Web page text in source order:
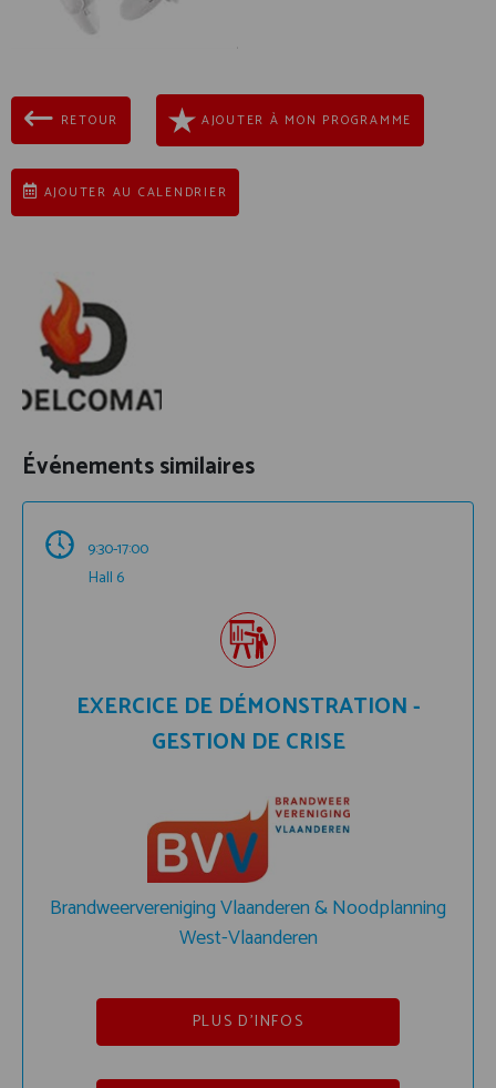
RETOUR AJOUTER À MON PROGRAMME
AJOUTER AU CALENDRIER
Événements similaires
9:30-17:00
Hall 6
EXERCICE DE DÉMONSTRATION -
GESTION DE CRISE
Brandweervereniging Vlaanderen & Noodplanning
West-Vlaanderen
PLUS D'INFOS